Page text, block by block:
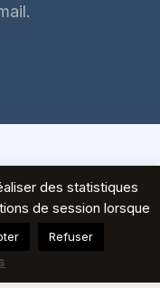
des statistiques
de session lorsque
Refuser